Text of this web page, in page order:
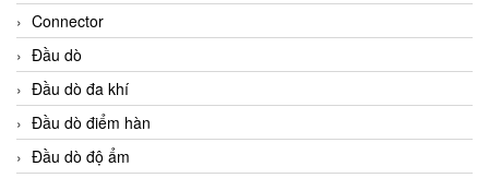
Connector
Đầu dò
Đầu dò đa khí
Đầu dò điểm hàn
Đầu dò độ ẩm